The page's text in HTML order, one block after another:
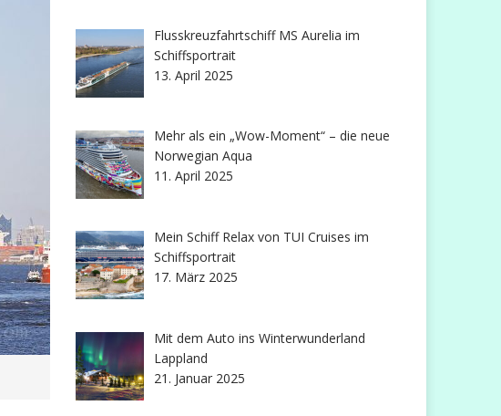
Flusskreuzfahrtschiff MS Aurelia im
Schiffsportrait
13. April 2025
Mehr als ein „Wow-Moment“ – die neue
Norwegian Aqua
11. April 2025
Mein Schiff Relax von TUI Cruises im
Schiffsportrait
17. März 2025
Mit dem Auto ins Winterwunderland
Lappland
21. Januar 2025